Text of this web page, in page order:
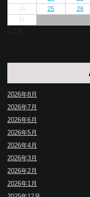
24
25 26
31
« 7月
2026年8月
2026年7月
2026年6月
2026年5月
2026年4月
2026年3月
2026年2月
2026年1月